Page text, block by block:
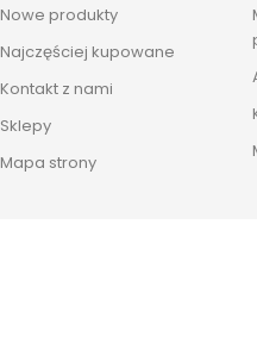
Nowe produkty
Najczęściej kupowane
Kontakt z nami
Sklepy
Mapa strony